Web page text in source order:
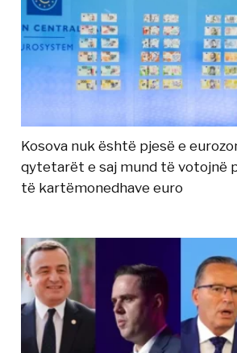
Kosova nuk është pjesë e
qytetarët e saj mund të votojnë
të kartëmonedhave euro